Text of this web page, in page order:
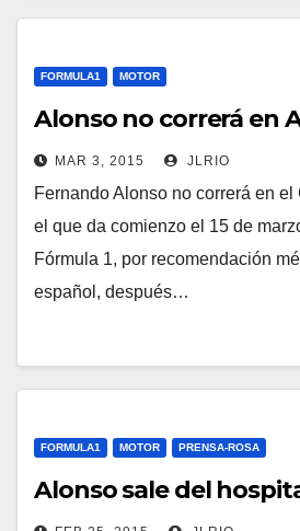
FORMULA1 MOTOR
Alonso no correrá en
MAR 3, 2015 JLRIO
Fernando Alonso no correrá en el
el que da comienzo el 15 de
Fórmula 1, por recomendación
español, después…
FORMULA1 MOTOR PRENSA-ROSA
Alonso sale del